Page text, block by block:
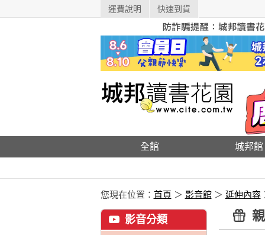
運費說明 快速到貨
全館 城邦館
您現在位置： 首頁 ＞ 影音館＞ 延伸內容
影音分類